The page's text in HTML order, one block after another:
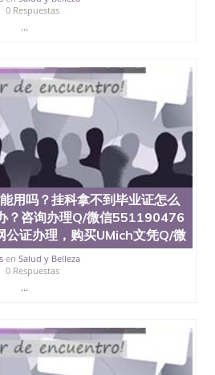
0 Respuestas
...
用吗？挂科拿不到毕业证怎么
？咨询办理Q/微信551190476
公证办理，购买UMich文凭Q/微
en Salud y Belleza
0 Respuestas
...